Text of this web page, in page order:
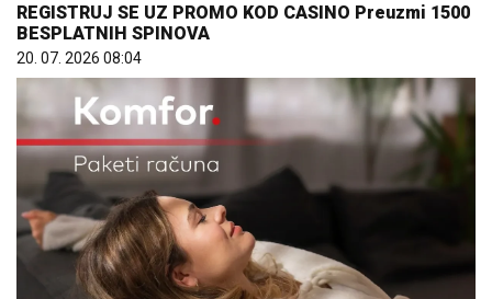
REGISTRUJ SE UZ PROMO KOD CASINO Preuzmi 1500
BESPLATNIH SPINOVA
20. 07. 2026 08:04